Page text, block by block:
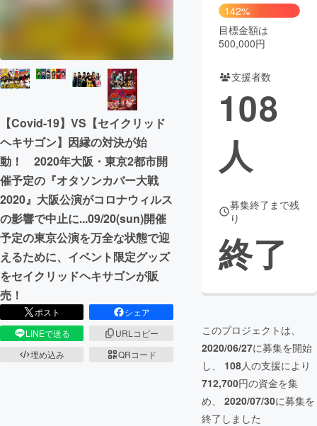
CAMPFIREふるさと納税
コミュニティ
【Covid-19】VS【セイクリッド
ヘキサゴン】因縁の対決が始
動！ 2020年大阪・東京2都市開
催予定の『オタソンカバー大戦
2020』大阪公演がコロナウィルス
の影響で中止に...09/20(sun)開催
予定の東京公演を万全な状態で迎
えるために、イベント限定グッズ
をセイクリッドヘキサゴンが販
売！
ポスト
シェア
LINEで送る
URLコピー
埋め込み
QRコード
142%
目標金額は
500,000円
支援者数
108
人
募集終了まで残
り
終了
このプロジェクトは、
2020/06/27に募集を開始
し、 108人の支援により
712,700円の資金を集
め、 2020/07/30に募集を
終了しました